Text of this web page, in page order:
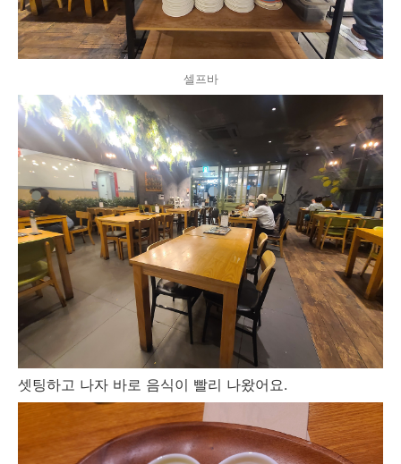
셀프바
셋팅하고 나자 바로 음식이 빨리 나왔어요.